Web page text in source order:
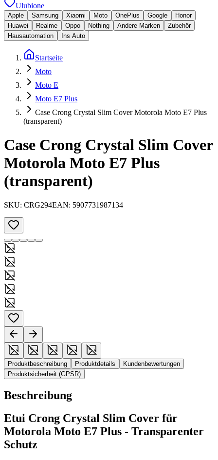
Ulubione
Apple Samsung Xiaomi Moto OnePlus Google
Honor
Huawei
Realme Oppo Nothing Andere Marken
Zubehör
Hausautomation
Ins Auto
Startseite
Moto
Moto E
Moto E7 Plus
Case Crong Crystal Slim Cover Motorola Moto E7 Plus
(transparent)
Case Crong Crystal Slim Cover
Motorola Moto E7 Plus
(transparent)
SKU: CRG294EAN: 5907731987134
Produktbeschreibung Produktdetails
Kundenbewertungen
Produktsicherheit (GPSR)
Beschreibung
Etui Crong Crystal Slim Cover für
Motorola Moto E7 Plus - Transparenter
Schutz